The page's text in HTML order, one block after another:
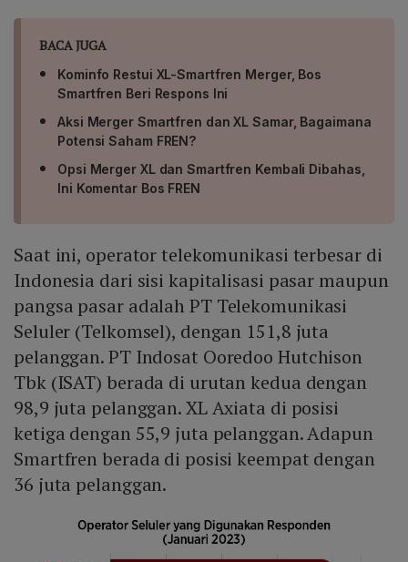
BACA JUGA
Kominfo Restui XL-Smartfren Merger, Bos
Smartfren Beri Respons Ini
Aksi Merger Smartfren dan XL Samar, Bagaimana
Potensi Saham FREN?
Opsi Merger XL dan Smartfren Kembali Dibahas,
Ini Komentar Bos FREN
Saat ini, operator telekomunikasi terbesar di
Indonesia dari sisi kapitalisasi pasar maupun
pangsa pasar adalah PT Telekomunikasi
Seluler (Telkomsel), dengan 151,8 juta
pelanggan. PT Indosat Ooredoo Hutchison
Tbk (ISAT) berada di urutan kedua dengan
98,9 juta pelanggan. XL Axiata di posisi
ketiga dengan 55,9 juta pelanggan. Adapun
Smartfren berada di posisi keempat dengan
36 juta pelanggan.